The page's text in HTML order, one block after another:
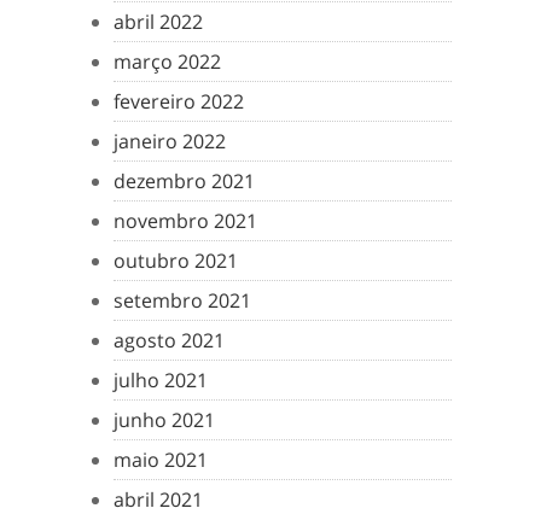
abril 2022
março 2022
fevereiro 2022
janeiro 2022
dezembro 2021
novembro 2021
outubro 2021
setembro 2021
agosto 2021
julho 2021
junho 2021
maio 2021
abril 2021